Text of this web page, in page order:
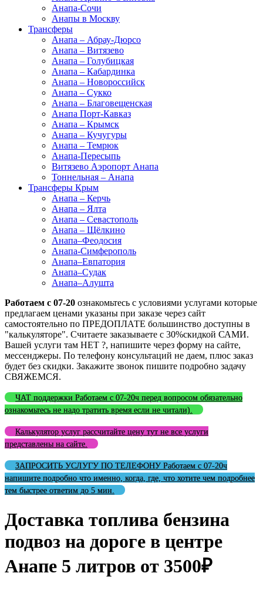
Анапа-Сочи
Анапы в Москву
Трансферы
Анапа – Абрау-Дюрсо
Анапа – Витязево
Анапа – Голубицкая
Анапа – Кабардинка
Анапа – Новороссийск
Анапа – Сукко
Анапа – Благовещенская
Анапа Порт-Кавказ
Анапа – Крымск
Анапа – Кучугуры
Анапа – Темрюк
Анапа-Пересыпь
Витязево Аэропорт Анапа
Тоннельная – Анапа
Трансферы Крым
Анапа – Керчь
Анапа – Ялта
Анапа – Севастополь
Анапа – Щёлкино
Анапа–Феодосия
Анапа-Симферополь
Анапа–Евпатория
Анапа–Судак
Анапа–Алушта
Работаем с 07-20 ознакомьтесь с условиями услугами которые
предлагаем ценами указаны при заказе через сайт
самостоятельно по ПРЕДОПЛАТЕ большинство доступны в
"калькуляторе". Считаете заказываете с 30%скидкой САМИ.
Вашей услуги там НЕТ ?, напишите через форму на сайте,
мессенджеры. По телефону консультаций не даем, плюс заказ
будет без скидки. Закажите звонок пишите подробно задачу
СВЯЖЕМСЯ.
ЧАТ поддержки Работаем с 07-20ч перед вопросом обязательно
ознакомьтесь не надо тратить время если не читали).
Калькулятор услуг рассчитайте цену тут не все услуги
представлены на сайте.
ЗАПРОСИТЬ УСЛУГУ ПО ТЕЛЕФОНУ Работаем с 07-20ч
напишите подробно что именно, когда, где, что хотите чем подробнее
тем быстрее ответим до 5 мин.
Доставка топлива бензина
подвоз на дороге в центре
Анапе 5 литров от 3500₽